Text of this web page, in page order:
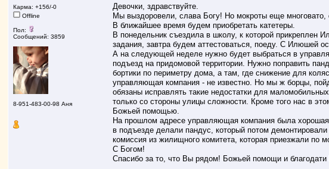
Карма: +156/-0
Offline
Пол:
Сообщений: 3859
8-951-483-00-98 Аня
Девочки, здравствуйте.
Мы выздоровели, слава Богу! Но мокроты еще
В ближайшее время будем приобретать катетеры.
В понедельник съездила в школу, к которой прикреплен
задания, завтра будем аттестоваться, поеду. С Илюшей
А на следующей неделе нужно будет выбраться в
подъезд на придомовой территории. Нужно поправить
бортики по периметру дома, а там, где снижение для
управляющая компания - не известно. Но мы ж борцы,
обязаны исправлять такие недостатки для
только со стороны улицы сложности. Кроме того нас в
Божьей помощью.
На прошлом адресе управляющая компания была
в подъезде делали пандус, который потом
комиссия из жилищного комитета, которая приезжали по
С Богом!
Спасибо за то, что Вы рядом! Божьей помощи и